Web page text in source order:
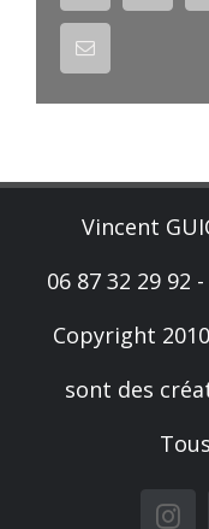
Email
Vincent
06 87 32 29 92 -
Copyright
sont des